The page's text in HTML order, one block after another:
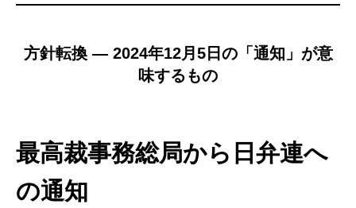
方針転換 — 2024年12月5日の「通知」が意
味するもの
最高裁事務総局から日弁連へ
の通知